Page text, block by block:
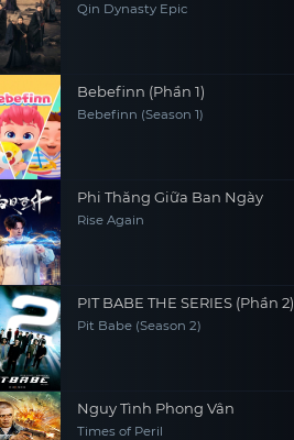
Qin Dynasty Epic
Bebefinn (Phần 1)
Bebefinn (Season 1)
Phi Thăng Giữa Ban Ngày
Rise Again
PIT BABE THE SERIES (Phần 2)
Pit Babe (Season 2)
Nguy Tình Phong Vân
Times of Peril